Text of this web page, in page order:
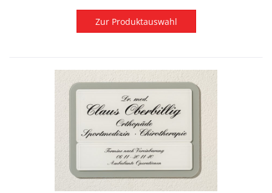
Zur Produktauswahl